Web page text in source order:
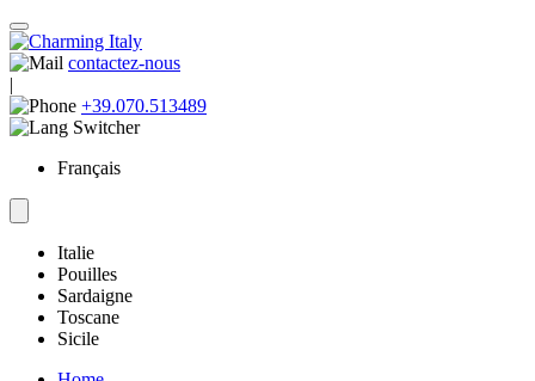
contactez-nous
|
+39.070.513489
Français
Italie
Pouilles
Sardaigne
Toscane
Sicile